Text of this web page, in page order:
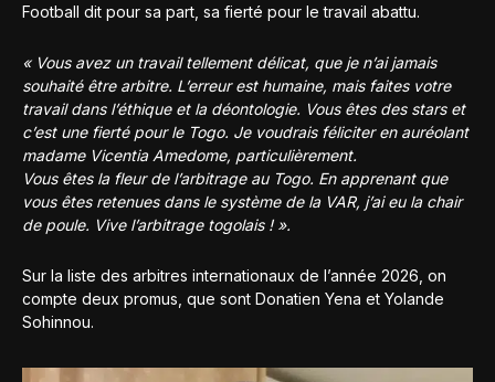
Football dit pour sa part, sa fierté pour le travail abattu.
« Vous avez un travail tellement délicat, que je n’ai jamais
souhaité être arbitre. L’erreur est humaine, mais faites votre
travail dans l’éthique et la déontologie. Vous êtes des stars et
c’est une fierté pour le Togo. Je voudrais féliciter en auréolant
madame Vicentia Amedome, particulièrement.
Vous êtes la fleur de l’arbitrage au Togo. En apprenant que
vous êtes retenues dans le système de la VAR, j’ai eu la chair
de poule. Vive l’arbitrage togolais ! ».
Sur la liste des arbitres internationaux de l’année 2026, on
compte deux promus, que sont Donatien Yena et Yolande
Sohinnou.